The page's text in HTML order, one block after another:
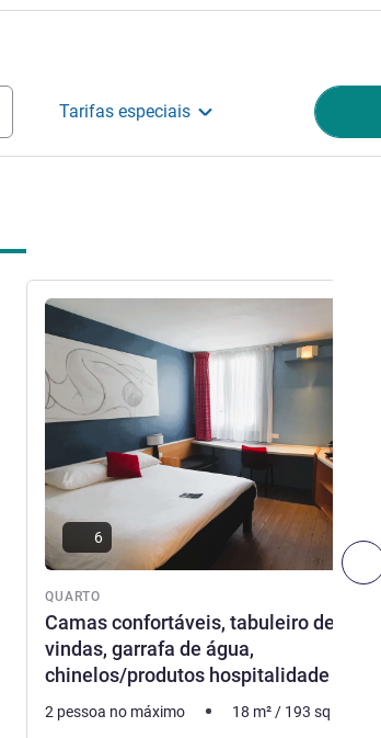
Tarifas especiais
QUARTO
Camas confortáveis, tabuleiro de boas-
vindas, garrafa de água,
chinelos/produtos hospitalidade
Ver detalhes
6
2 pessoa no máximo 18 m² / 193 sq ft